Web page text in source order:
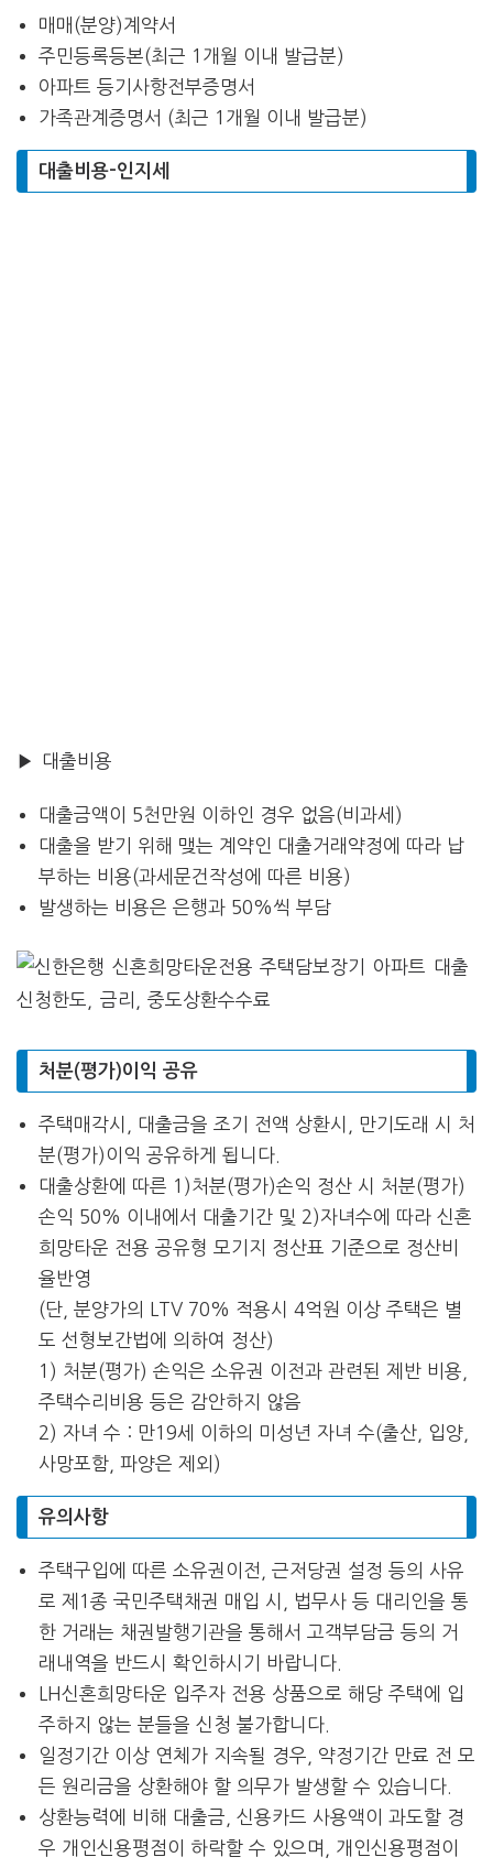
매매(분양)계약서
주민등록등본(최근 1개월 이내 발급분)
아파트 등기사항전부증명서
가족관계증명서 (최근 1개월 이내 발급분)
대출비용-인지세
▶ 대출비용
대출금액이 5천만원 이하인 경우 없음(비과세)
대출을 받기 위해 맺는 계약인 대출거래약정에 따라 납
부하는 비용(과세문건작성에 따른 비용)
발생하는 비용은 은행과 50%씩 부담
처분(평가)이익 공유
주택매각시, 대출금을 조기 전액 상환시, 만기도래 시 처
분(평가)이익 공유하게 됩니다.
대출상환에 따른 1)처분(평가)손익 정산 시 처분(평가)
손익 50% 이내에서 대출기간 및 2)자녀수에 따라 신혼
희망타운 전용 공유형 모기지 정산표 기준으로 정산비
율반영
(단, 분양가의 LTV 70% 적용시 4억원 이상 주택은 별
도 선형보간법에 의하여 정산)
1) 처분(평가) 손익은 소유권 이전과 관련된 제반 비용,
주택수리비용 등은 감안하지 않음
2) 자녀 수 : 만19세 이하의 미성년 자녀 수(출산, 입양,
사망포함, 파양은 제외)
유의사항
주택구입에 따른 소유권이전, 근저당권 설정 등의 사유
로 제1종 국민주택채권 매입 시, 법무사 등 대리인을 통
한 거래는 채권발행기관을 통해서 고객부담금 등의 거
래내역을 반드시 확인하시기 바랍니다.
LH신혼희망타운 입주자 전용 상품으로 해당 주택에 입
주하지 않는 분들을 신청 불가합니다.
일정기간 이상 연체가 지속될 경우, 약정기간 만료 전 모
든 원리금을 상환해야 할 의무가 발생할 수 있습니다.
상환능력에 비해 대출금, 신용카드 사용액이 과도할 경
우 개인신용평점이 하락할 수 있으며, 개인신용평점이